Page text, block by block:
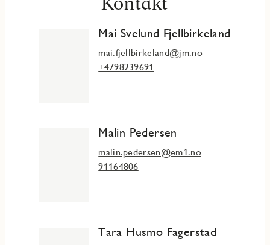
Mai Svelund Fjellbirkeland
mai.fjellbirkeland@jm.no
+4798239691
Malin Pedersen
malin.pedersen@em1.no
91164806
Tara Husmo Fagerstad